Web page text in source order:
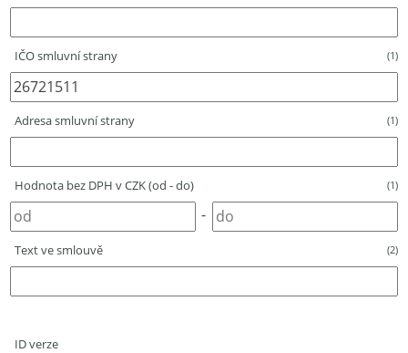
IČO smluvní strany (1)
Adresa smluvní strany (1)
Hodnota bez DPH v CZK (od - do) (1)
-
Text ve smlouvě (2)
ID verze